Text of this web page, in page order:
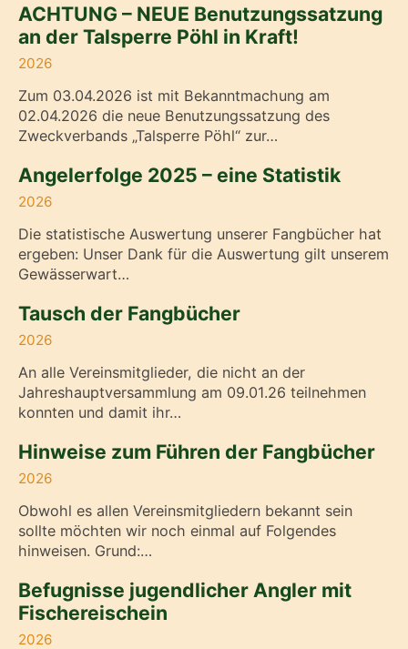
ACHTUNG – NEUE Benutzungssatzung
an der Talsperre Pöhl in Kraft!
2026
Zum 03.04.2026 ist mit Bekanntmachung am
02.04.2026 die neue Benutzungssatzung des
Zweckverbands „Talsperre Pöhl“ zur…
Angelerfolge 2025 – eine Statistik
2026
Die statistische Auswertung unserer Fangbücher hat
ergeben: Unser Dank für die Auswertung gilt unserem
Gewässerwart…
Tausch der Fangbücher
2026
An alle Vereinsmitglieder, die nicht an der
Jahreshauptversammlung am 09.01.26 teilnehmen
konnten und damit ihr…
Hinweise zum Führen der Fangbücher
2026
Obwohl es allen Vereinsmitgliedern bekannt sein
sollte möchten wir noch einmal auf Folgendes
hinweisen. Grund:…
Befugnisse jugendlicher Angler mit
Fischereischein
2026